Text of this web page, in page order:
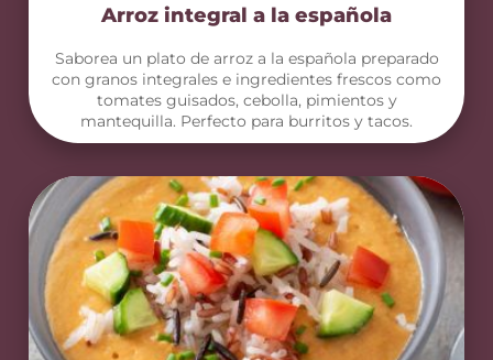
Arroz integral a la española
Saborea un plato de arroz a la española preparado
con granos integrales e ingredientes frescos como
tomates guisados, cebolla, pimientos y
mantequilla. Perfecto para burritos y tacos.